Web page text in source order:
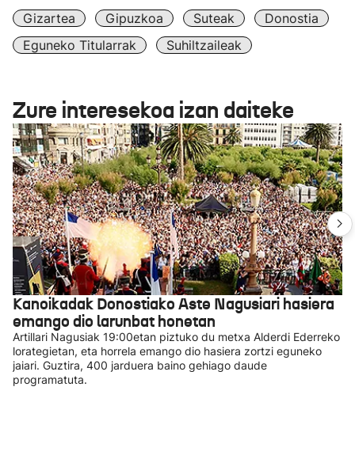
Gizartea Gipuzkoa Suteak
Donostia
Eguneko Titularrak
Suhiltzaileak
Zure interesekoa izan daiteke
Kanoikadak Donostiako Aste Nagusiari hasiera
emango dio larunbat honetan
Artillari Nagusiak 19:00etan piztuko du metxa Alderdi Ederreko
lorategietan, eta horrela emango dio hasiera zortzi eguneko
jaiari. Guztira, 400 jarduera baino gehiago daude
programatuta.